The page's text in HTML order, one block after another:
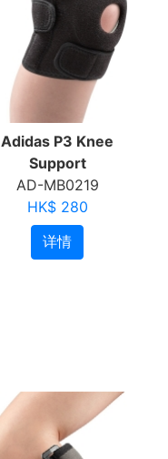
Adidas P3 Knee
Support
AD-MB0219
HK$ 280
详情